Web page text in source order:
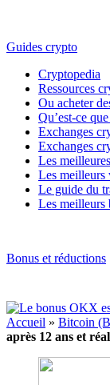
Guides crypto
Cryptopedia
Ressources
Ou acheter
Qu’est-ce
Exchanges
Exchanges
Les
Les meilleurs
Le guide du
Les meilleurs
Bonus et réductions
Accueil » Bitcoin
après 12 ans et